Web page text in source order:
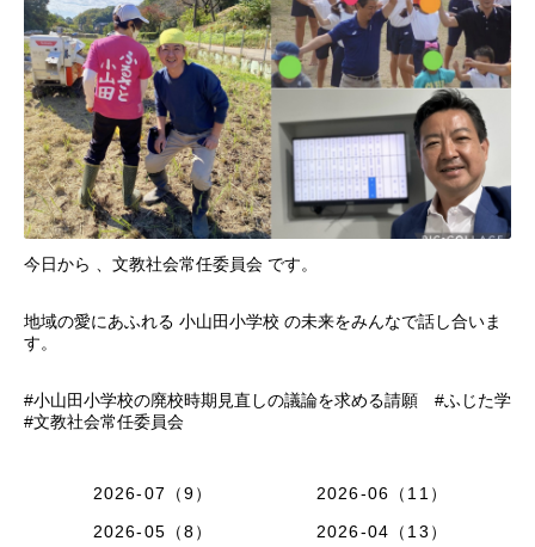
今日から 、文教社会常任委員会 です。
地域の愛にあふれる 小山田小学校 の未来をみんなで話し合いま
す。
#小山田小学校の廃校時期見直しの議論を求める請願 #ふじた学
#文教社会常任委員会
2026-07（9）
2026-06（11）
2026-05（8）
2026-04（13）